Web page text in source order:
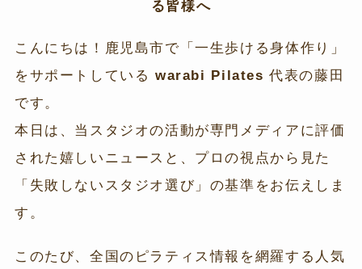
る皆様へ
こんにちは！鹿児島市で「一生歩ける身体作り」
をサポートしているwarabi Pilates 代表の藤田
です。
本日は、当スタジオの活動が専門メディアに評価
された嬉しいニュースと、プロの視点から見た
「失敗しないスタジオ選び」の基準をお伝えしま
す。
このたび、全国のピラティス情報を網羅する人気